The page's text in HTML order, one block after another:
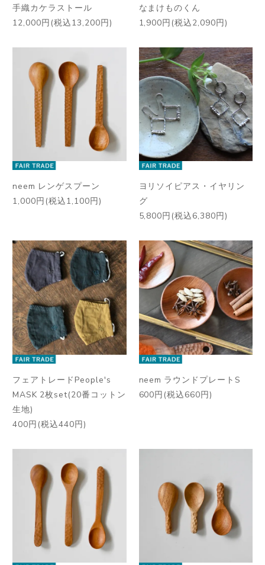
手織カケラストール
12,000円(税込13,200円)
なまけものくん
1,900円(税込2,090円)
neem レンゲスプーン
1,000円(税込1,100円)
ヨリソイピアス・イヤリン
グ
5,800円(税込6,380円)
フェアトレードPeople's
MASK 2枚set(20番コットン
生地)
400円(税込440円)
neem ラウンドプレートS
600円(税込660円)